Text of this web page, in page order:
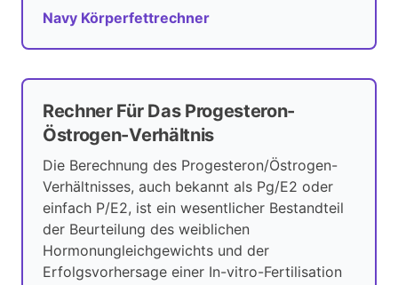
Navy Körperfettrechner
Rechner Für Das Progesteron-
Östrogen-Verhältnis
Die Berechnung des Progesteron/Östrogen-
Verhältnisses, auch bekannt als Pg/E2 oder
einfach P/E2, ist ein wesentlicher Bestandteil
der Beurteilung des weiblichen
Hormonungleichgewichts und der
Erfolgsvorhersage einer In-vitro-Fertilisation